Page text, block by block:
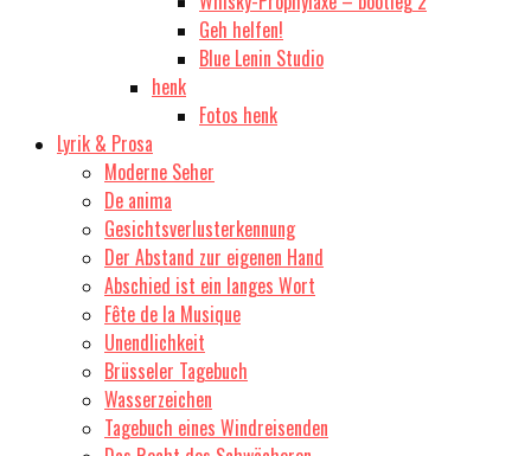
Geh helfen!
Blue Lenin Studio
henk
Fotos henk
Lyrik & Prosa
Moderne Seher
De anima
Gesichtsverlusterkennung
Der Abstand zur eigenen Hand
Abschied ist ein langes Wort
Fête de la Musique
Unendlichkeit
Brüsseler Tagebuch
Wasserzeichen
Tagebuch eines Windreisenden